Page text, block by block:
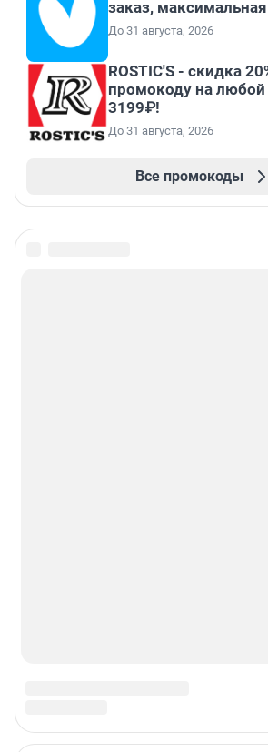
заказ,
До 31 августа, 2026
ROSTIC'S - скидка
промокоду на любой
3199₽!
До 31 августа, 2026
Все промокоды